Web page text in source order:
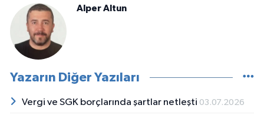
Alper Altun
Yazarın Diğer Yazıları
Vergi ve SGK borçlarında şartlar netleşti 03.07.2026